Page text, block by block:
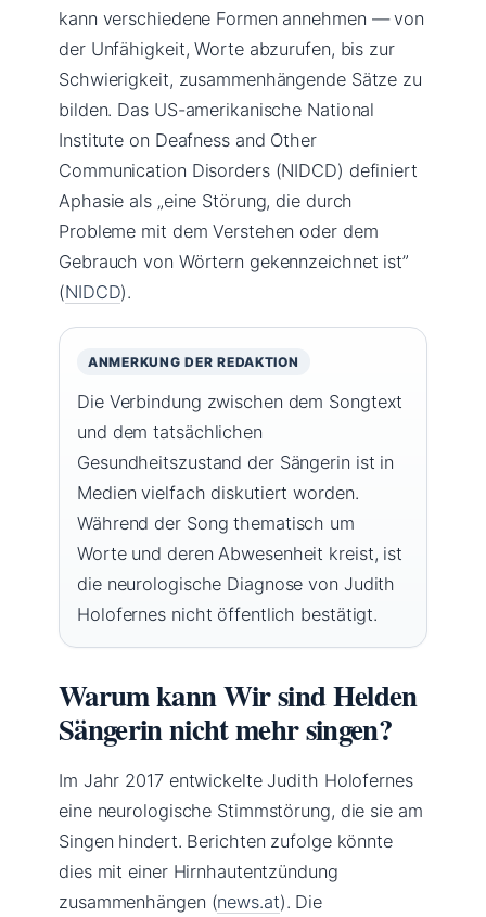
kann verschiedene Formen annehmen — von
der Unfähigkeit, Worte abzurufen, bis zur
Schwierigkeit, zusammenhängende Sätze zu
bilden. Das US-amerikanische National
Institute on Deafness and Other
Communication Disorders (NIDCD) definiert
Aphasie als „eine Störung, die durch
Probleme mit dem Verstehen oder dem
Gebrauch von Wörtern gekennzeichnet ist”
(NIDCD).
ANMERKUNG DER REDAKTION
Die Verbindung zwischen dem Songtext
und dem tatsächlichen
Gesundheitszustand der Sängerin ist in
Medien vielfach diskutiert worden.
Während der Song thematisch um
Worte und deren Abwesenheit kreist, ist
die neurologische Diagnose von Judith
Holofernes nicht öffentlich bestätigt.
Warum kann Wir sind Helden
Sängerin nicht mehr singen?
Im Jahr 2017 entwickelte Judith Holofernes
eine neurologische Stimmstörung, die sie am
Singen hindert. Berichten zufolge könnte
dies mit einer Hirnhautentzündung
zusammenhängen (news.at). Die